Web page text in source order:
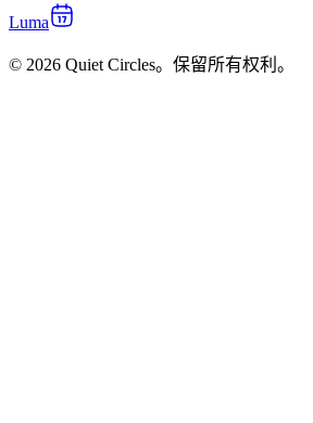
Luma
© 2026 Quiet Circles。保留所有权利。